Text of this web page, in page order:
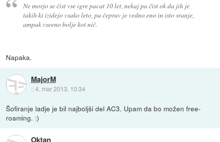
Ne morjo se čist vse igre pacat 10 let, nekaj pa čist ok da jih je
takih ki izidejo vsako leto, pa čeprav je vedno eno in isto sranje,
ampak vseeno bolje kot nič.
Napaka.
MajorM
::4. mar 2013, 10:34
Šofiranje ladje je bil najboljši del AC3. Upam da bo možen free-
roaming. :)
Oktan